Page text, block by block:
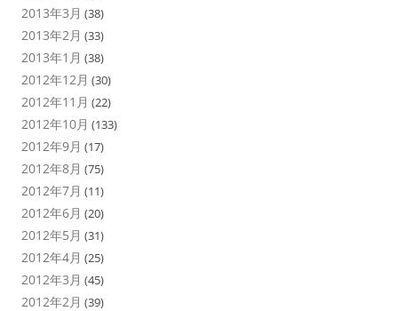
2013年3月 (38)
2013年2月 (33)
2013年1月 (38)
2012年12月 (30)
2012年11月 (22)
2012年10月 (133)
2012年9月 (17)
2012年8月 (75)
2012年7月 (11)
2012年6月 (20)
2012年5月 (31)
2012年4月 (25)
2012年3月 (45)
2012年2月 (39)